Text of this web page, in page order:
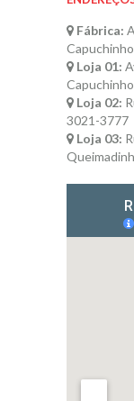
Fábrica:
Loja 01:
Loja 02:
3021-3777
Loja 03: